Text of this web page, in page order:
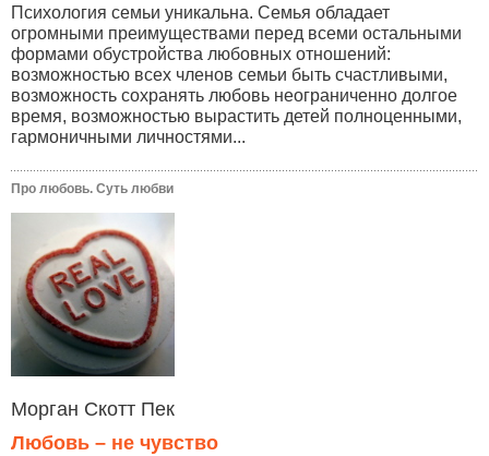
Психология семьи уникальна. Семья обладает
огромными преимуществами перед всеми остальными
формами обустройства любовных отношений:
возможностью всех членов семьи быть счастливыми,
возможность сохранять любовь неограниченно долгое
время, возможностью вырастить детей полноценными,
гармоничными личностями...
Про любовь. Суть любви
Морган Скотт Пек
Любовь – не чувство